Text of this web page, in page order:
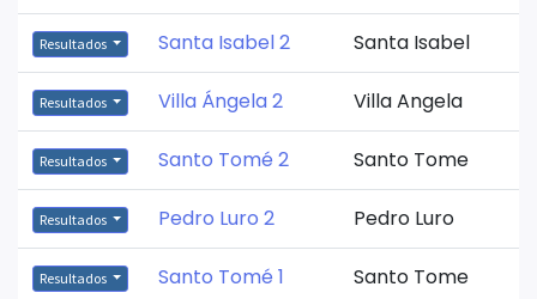
Resultados Santa Isabel 2 Santa Isabel
Resultados Villa Ángela 2 Villa Angela
Resultados Santo Tomé 2 Santo Tome
Resultados Pedro Luro 2 Pedro Luro
Resultados Santo Tomé 1 Santo Tome